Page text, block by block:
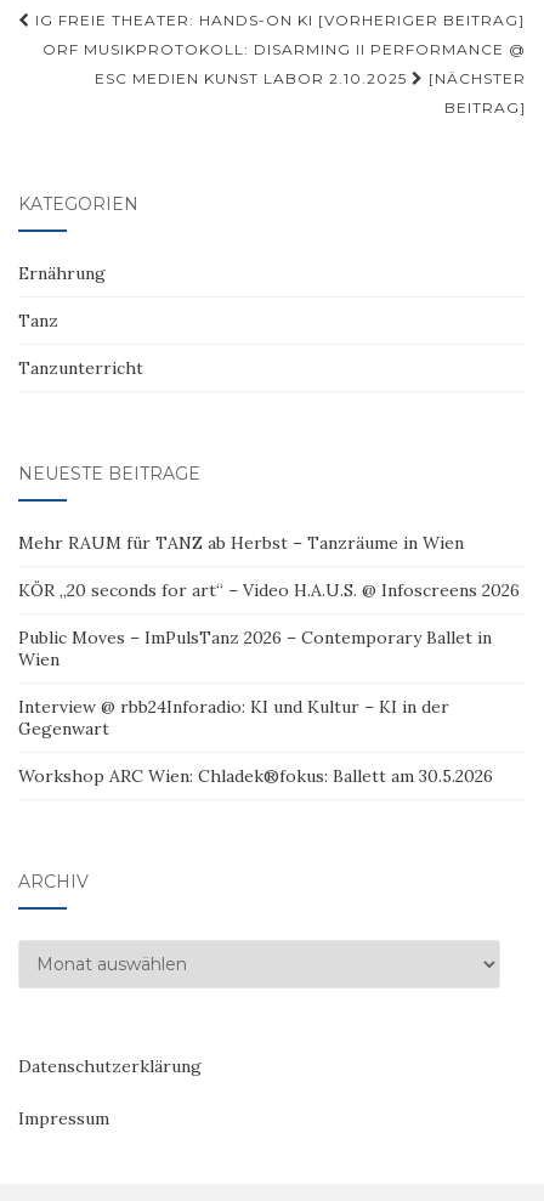
Beitragsnavigation
IG FREIE THEATER: HANDS-ON KI [VORHERIGER BEITRAG]
ORF MUSIKPROTOKOLL: DISARMING II PERFORMANCE @
ESC MEDIEN KUNST LABOR 2.10.2025
[NÄCHSTER
BEITRAG]
KATEGORIEN
Ernährung
Tanz
Tanzunterricht
NEUESTE BEITRÄGE
Mehr RAUM für TANZ ab Herbst – Tanzräume in Wien
KÖR „20 seconds for art“ – Video H.A.U.S. @ Infoscreens 2026
Public Moves – ImPulsTanz 2026 – Contemporary Ballet in
Wien
Interview @ rbb24Inforadio: KI und Kultur – KI in der
Gegenwart
Workshop ARC Wien: Chladek®fokus: Ballett am 30.5.2026
ARCHIV
Archiv
Datenschutzerklärung
Impressum